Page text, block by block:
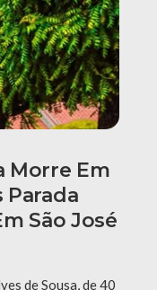
Morre Em
Parada
São José
de Sousa, de 40